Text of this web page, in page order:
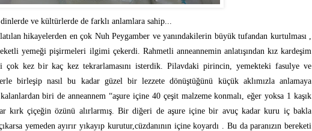
ve kültürlerde de farklı anlamlara sahip...
hikayelerden en çok Nuh Peygamber ve yanındakilerin büyük tufandan kurtulması ,
yemeği pişirmeleri ilgimi çekerdi. Rahmetli anneannemin anlatışından kız kardeşim
kez bir kaç kez tekrarlamasını isterdik. Pilavdaki pirincin, yemekteki fasulye ve
birleşip nasıl bu kadar güzel bir lezzete dönüştüğünü küçük aklımızla anlamaya
biri de anneannem “aşure içine 40 çeşit malzeme konmalı, eğer yoksa 1 kaşık
kırk çiçeğin özünü alırlarmış. Bir diğeri de aşure içine bir avuç kadar kuru iç bakla
yemeden ayırır yıkayıp kurutur,cüzdanının içine koyardı . Bu da paranızın bereketi